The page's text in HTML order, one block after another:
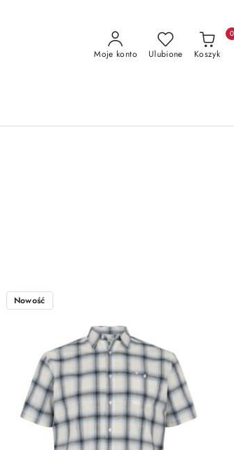
Moje konto Ulubione Koszyk
0
Nowość